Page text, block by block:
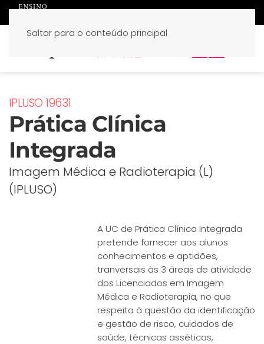
Saltar para o conteúdo principal
IPLUSO 19631
Prática Clínica
Integrada
Imagem Médica e Radioterapia (L)
(IPLUSO)
A UC de Prática Clínica Integrada
pretende fornecer aos alunos
conhecimentos e aptidões,
tranversais às 3 áreas de atividade
dos Licenciados em Imagem
Médica e Radioterapia, no que
respeita à questão da identificação
e gestão de risco, cuidados de
saúde, técnicas asséticas,